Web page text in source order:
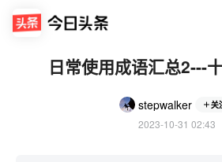
日常使用成语汇总2---
stepwalker 关
2023-10-31 02:43